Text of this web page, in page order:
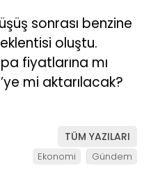
sonrası benzine
oluştu.
fiyatlarına mı
mi aktarılacak?
TÜM YAZILARI
Ekonomi Gündem